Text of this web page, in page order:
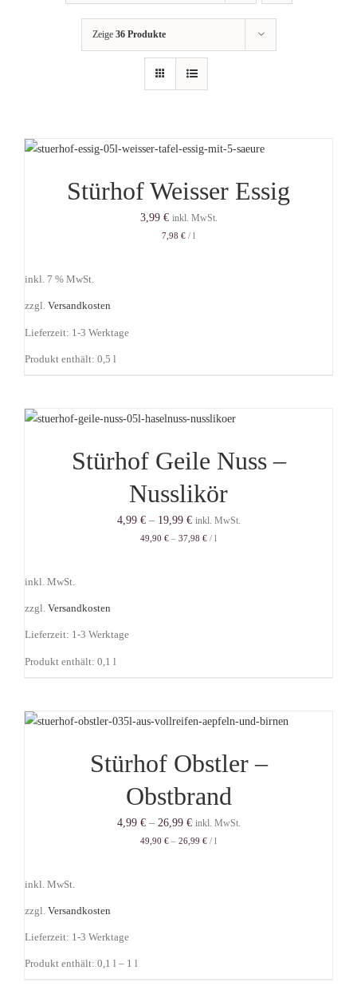
Getränkemarkt
Warenkorb
Zeige 36 Produkte
Stürhof Weisser Essig
3,99 € inkl. MwSt.
7,98 € / l
inkl. 7 % MwSt.
zzgl. Versandkosten
Lieferzeit: 1-3 Werktage
Produkt enthält: 0,5 l
Stürhof Geile Nuss –
Nusslikör
4,99 €– 19,99 € inkl. MwSt.
49,90 € – 37,98 € / l
inkl. MwSt.
zzgl. Versandkosten
Lieferzeit: 1-3 Werktage
Produkt enthält: 0,1 l
Stürhof Obstler –
Obstbrand
4,99 €– 26,99 € inkl. MwSt.
49,90 € – 26,99 € / l
inkl. MwSt.
zzgl. Versandkosten
Lieferzeit: 1-3 Werktage
Produkt enthält: 0,1 l – 1 l